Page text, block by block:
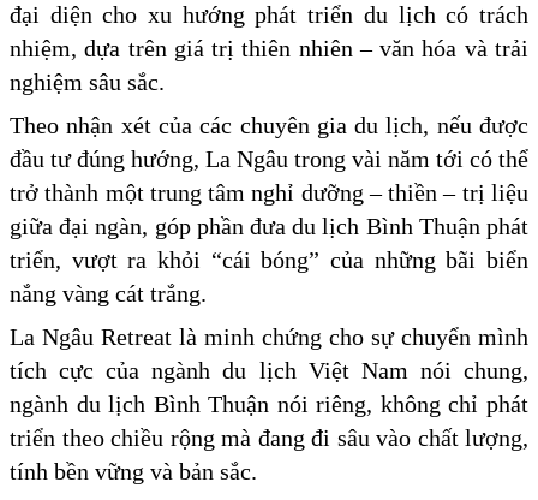
đại diện cho xu hướng phát triển du lịch có trách
nhiệm, dựa trên giá trị thiên nhiên – văn hóa và trải
nghiệm sâu sắc.
Theo nhận xét của các chuyên gia du lịch, nếu được
đầu tư đúng hướng, La Ngâu trong vài năm tới có thể
trở thành một trung tâm nghỉ dưỡng – thiền – trị liệu
giữa đại ngàn, góp phần đưa du lịch Bình Thuận phát
triển, vượt ra khỏi “cái bóng” của những bãi biển
nắng vàng cát trắng.
La Ngâu Retreat là minh chứng cho sự chuyển mình
tích cực của ngành du lịch Việt Nam nói chung,
ngành du lịch Bình Thuận nói riêng, không chỉ phát
triển theo chiều rộng mà đang đi sâu vào chất lượng,
tính bền vững và bản sắc.